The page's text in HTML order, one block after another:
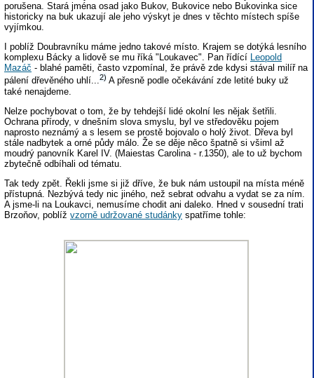
porušena. Stará jména osad jako Bukov, Bukovice nebo Bukovinka sice
historicky na buk ukazují ale jeho výskyt je dnes v těchto místech spíše
vyjímkou.
I poblíž Doubravníku máme jedno takové místo. Krajem se dotýká lesního
komplexu Bácky a lidově se mu říká "Loukavec". Pan řídící Leopold
Mazáč - blahé paměti, často vzpomínal, že právě zde kdysi stával milíř na
pálení dřevěného uhlí...2) A přesně podle očekávání zde letité buky už
také nenajdeme.
Nelze pochybovat o tom, že by tehdejší lidé okolní les nějak šetřili.
Ochrana přírody, v dnešním slova smyslu, byl ve středověku pojem
naprosto neznámý a s lesem se prostě bojovalo o holý život. Dřeva byl
stále nadbytek a orné půdy málo. Že se děje něco špatně si všiml až
moudrý panovník Karel IV. (Maiestas Carolina - r.1350), ale to už bychom
zbytečně odbíhali od tématu.
Tak tedy zpět. Řekli jsme si již dříve, že buk nám ustoupil na místa méně
přístupná. Nezbývá tedy nic jiného, než sebrat odvahu a vydat se za ním.
A jsme-li na Loukavci, nemusíme chodit ani daleko. Hned v sousední trati
Brzoňov, poblíž vzorně udržované studánky spatříme tohle: